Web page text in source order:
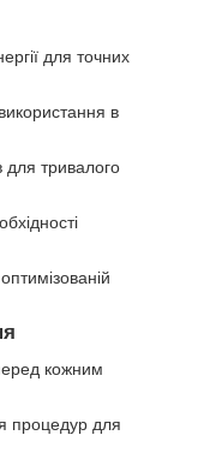
для точних
в
для тривалого
кожним
процедур для